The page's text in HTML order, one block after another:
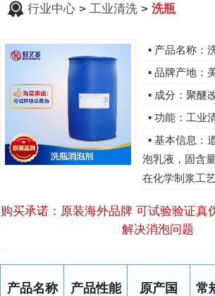
行业中心 >工业清洗 >洗瓶
▪ 产品名称：
▪ 品牌产地：
▪ 成分：聚醚
▪ 功能：工业
▪ 基本信息：
泡乳液，固含
在化学制浆工
购买承诺：原装海外品牌 可试验验证真
解决消泡问题
产品名称 产品性能 原产国 常